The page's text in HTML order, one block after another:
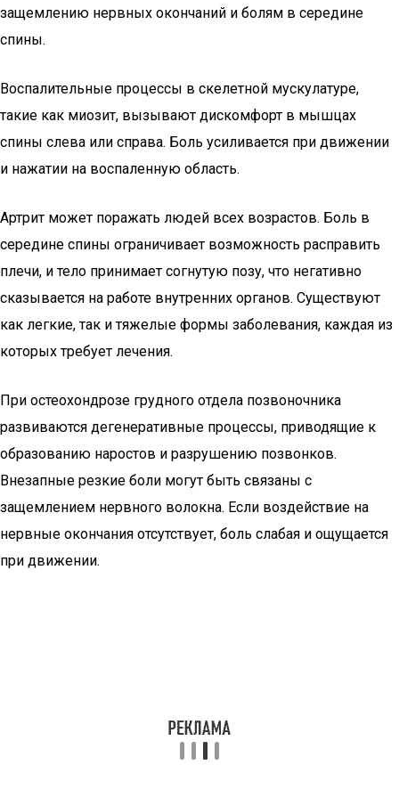
защемлению нервных окончаний и болям в середине
спины.
Воспалительные процессы в скелетной мускулатуре,
такие как миозит, вызывают дискомфорт в мышцах
спины слева или справа. Боль усиливается при движении
и нажатии на воспаленную область.
Артрит может поражать людей всех возрастов. Боль в
середине спины ограничивает возможность расправить
плечи, и тело принимает согнутую позу, что негативно
сказывается на работе внутренних органов. Существуют
как легкие, так и тяжелые формы заболевания, каждая из
которых требует лечения.
При остеохондрозе грудного отдела позвоночника
развиваются дегенеративные процессы, приводящие к
образованию наростов и разрушению позвонков.
Внезапные резкие боли могут быть связаны с
защемлением нервного волокна. Если воздействие на
нервные окончания отсутствует, боль слабая и ощущается
при движении.